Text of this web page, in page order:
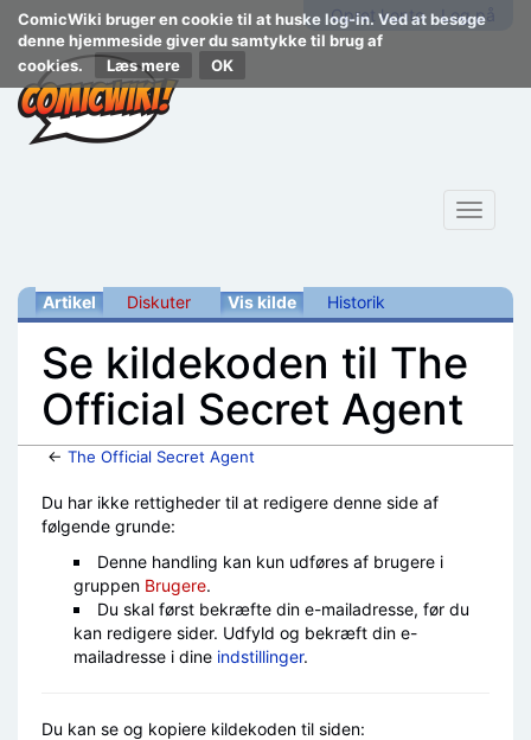
ComicWiki bruger en cookie til at huske log-in. Ved at besøge
denne hjemmeside giver du samtykke til brug af
cookies.
Læs mere
Opret konto Log på
Toggle
Artikel Diskuter Vis kilde Historik
Se kildekoden til The
Official Secret Agent
← The Official Secret Agent
Du har ikke rettigheder til at redigere denne side af
følgende grunde:
Denne handling kan kun udføres af brugere i
gruppen Brugere.
Du skal først bekræfte din e-mailadresse, før du
kan redigere sider. Udfyld og bekræft din e-
mailadresse i dine indstillinger.
Du kan se og kopiere kildekoden til siden: